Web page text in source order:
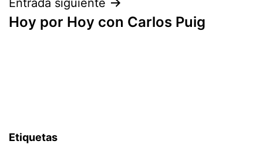
Hoy por Hoy con Carlos Puig
Etiquetas